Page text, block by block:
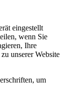
eingestellt
wenn Sie
Ihre
unserer Website
um